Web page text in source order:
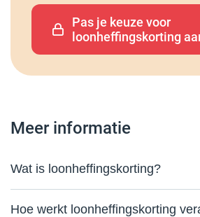
Pas je keuze voor
loonheffingskorting
Meer informatie
Wat is loonheffingskorting?
Hoe werkt loonheffingskorting